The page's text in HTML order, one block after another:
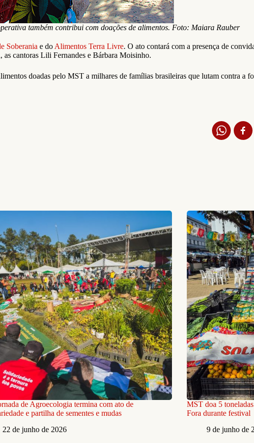
também contribui com doações de alimentos. Foto: Maiara Rauber
Soberania e do Alimentos Terra Livre. O ato contará com a presença de
cantoras Lili Fernandes e Bárbara Moisinho.
doadas pelo MST a milhares de famílias brasileiras que lutam contra a
de Agroecologia termina com ato de
e partilha de sementes e mudas
22 de junho de 2026
MST doa 5
Fora durante festival
9 de junho de